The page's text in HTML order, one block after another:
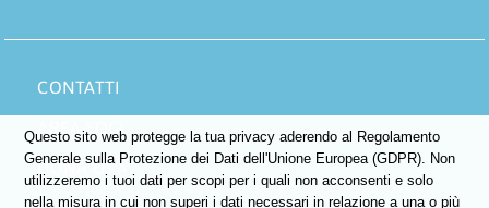
CONTATTI
AREA SOCI
DONA ORA
Questo sito web protegge la tua privacy aderendo al Regolamento
Generale sulla Protezione dei Dati dell'Unione Europea (GDPR). Non
utilizzeremo i tuoi dati per scopi per i quali non acconsenti e solo
nella misura in cui non superi i dati necessari in relazione a una o più